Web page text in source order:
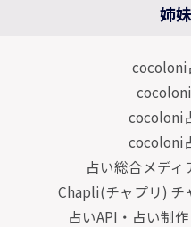
姉
cocoloni
cocoloni
cocoloni
占い総合メデ
Chapli(チャプリ) チ
占いAPI・占い制